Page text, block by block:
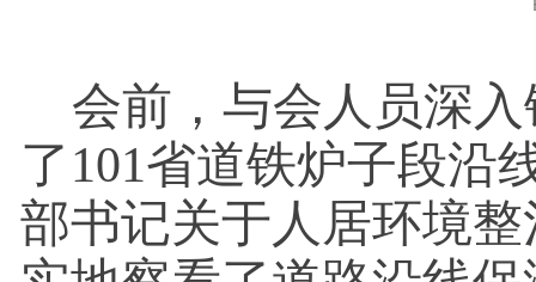
会前，与会人员深
了101省道铁炉子段沿
部书记关于人居环境